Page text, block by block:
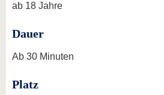
ab 18 Jahre
Dauer
Ab 30 Minuten
Platz